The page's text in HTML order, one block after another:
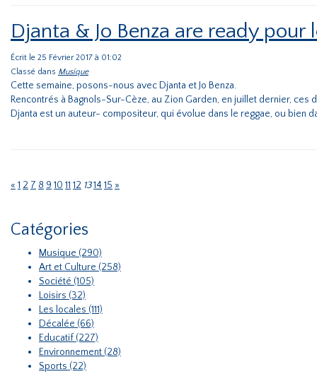
Djanta & Jo Benza are ready pour
Écrit le 25 Février 2017 à 01:02
Classé dans Musique
Cette semaine, posons-nous avec Djanta et Jo Benza.
Rencontrés à Bagnols-Sur-Cèze, au Zion Garden, en juillet dernier,
Djanta est un auteur- compositeur, qui évolue dans le reggae, ou bien
« 1 2 7 8 9 10 11 12 1314 15 »
Catégories
Musique (290)
Art et Culture (258)
Société (105)
Loisirs (32)
Les locales (111)
Décalée (66)
Educatif (227)
Environnement (28)
Sports (22)